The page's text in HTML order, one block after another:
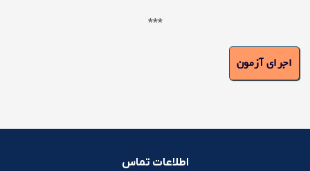
***
اطلاعات تماس